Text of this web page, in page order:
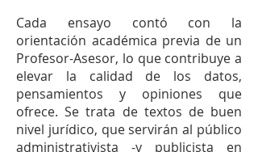
Cada ensayo contó con la
orientación académica previa de un
Profesor-Asesor, lo que contribuye a
elevar la calidad de los datos,
pensamientos y opiniones que
ofrece. Se trata de textos de buen
nivel jurídico, que servirán al público
administrativista -y publicista en